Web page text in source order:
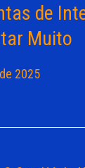
de
Muito
2025